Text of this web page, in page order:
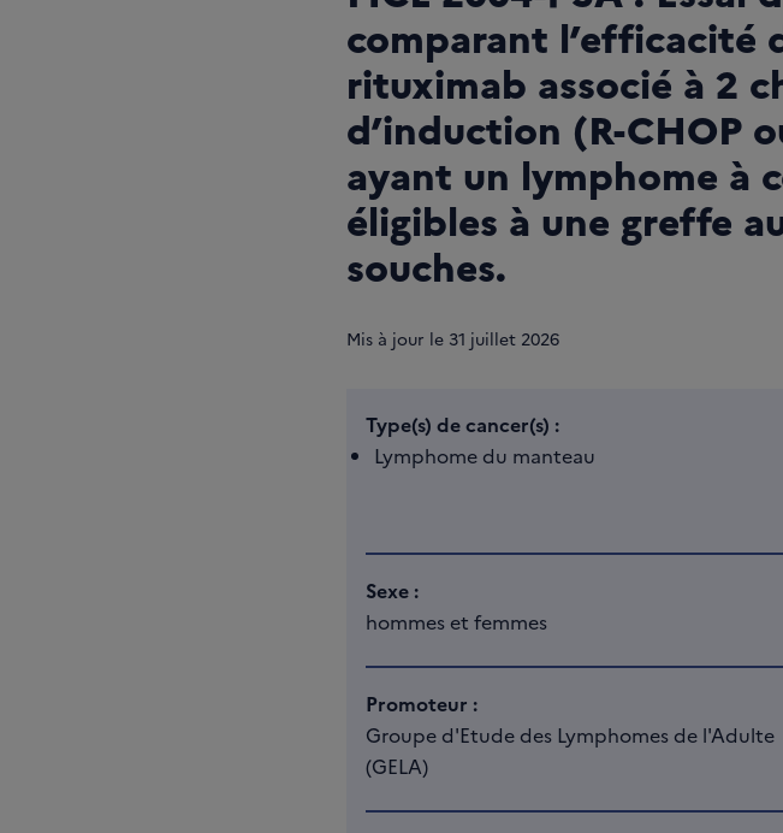
comparant l’efficacité
rituximab associé à 2
d’induction (R-CHOP
ayant un lymphome à
éligibles à une greffe
souches.
Mis à jour le 31 juillet 2026
Type(s) de cancer(s) :
Lymphome du manteau
Sexe :
hommes et femmes
Promoteur :
Groupe d'Etude des Lymphomes de l'Adulte
(GELA)